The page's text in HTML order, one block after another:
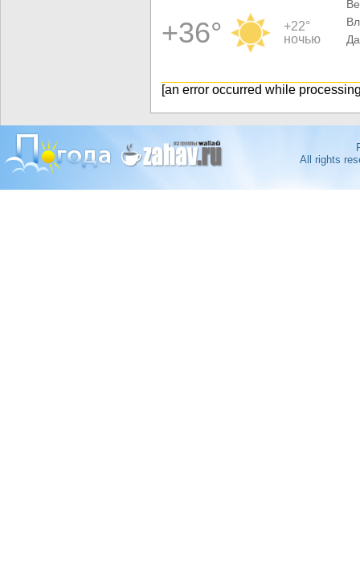
+36°
+22°
ночью
[an error occurred while
All rights